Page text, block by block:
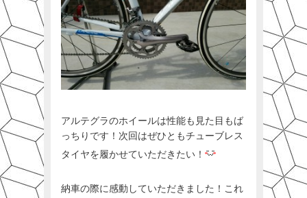
アルテグラのホイールは性能も見た目もば
っちりです！次回はぜひともチューブレス
タイヤを履かせていただきたい！
納車の際に感動していただきました！これ